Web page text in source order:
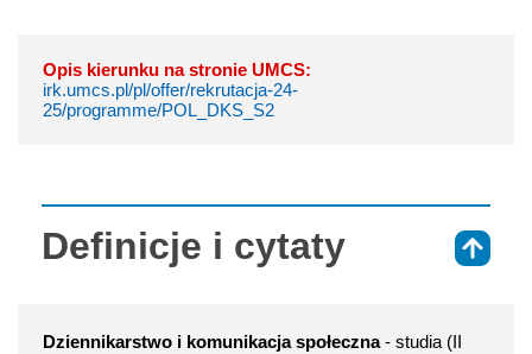
Opis kierunku na stronie UMCS:
irk.umcs.pl/pl/offer/rekrutacja-24-
25/programme/POL_DKS_S2
Definicje i cytaty
Dziennikarstwo i komunikacja społeczna- studia (II